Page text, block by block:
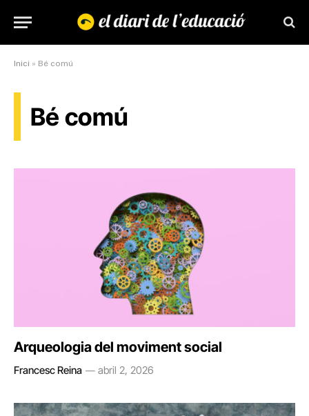
Inici » Bé comú
Bé comú
Arqueologia del moviment social
Francesc Reina abril 2, 2026